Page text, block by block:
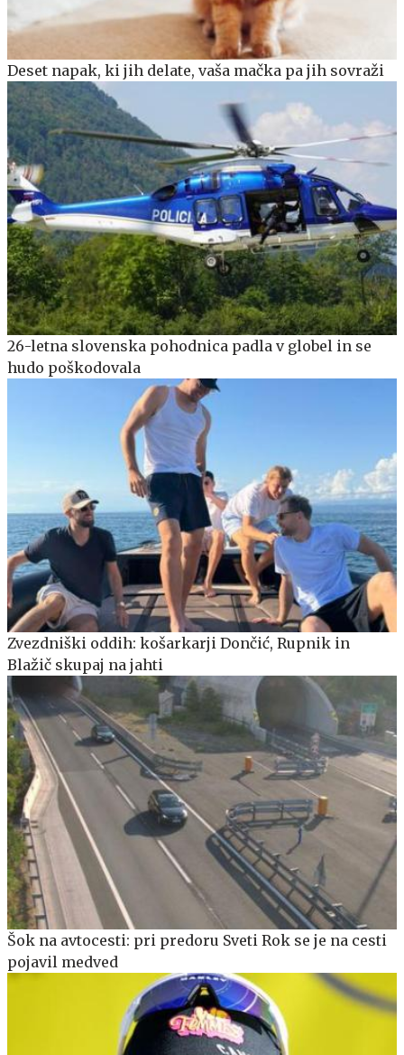
Deset napak, ki jih delate, vaša mačka pa jih sovraži
26-letna slovenska pohodnica padla v globel in se
hudo poškodovala
Zvezdniški oddih: košarkarji Dončić, Rupnik in
Blažič skupaj na jahti
Šok na avtocesti: pri predoru Sveti Rok se je na cesti
pojavil medved